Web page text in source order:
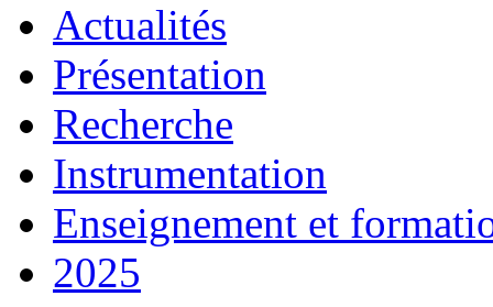
Actualités
Présentation
Recherche
Instrumentation
Enseignement et
2025